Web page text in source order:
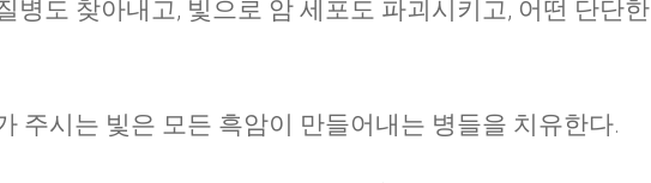
병도 찾아내고, 빛으로 암 세포도 파괴시키고, 어떤 단단한
주시는 빛은 모든 흑암이 만들어내는 병들을 치유한다.